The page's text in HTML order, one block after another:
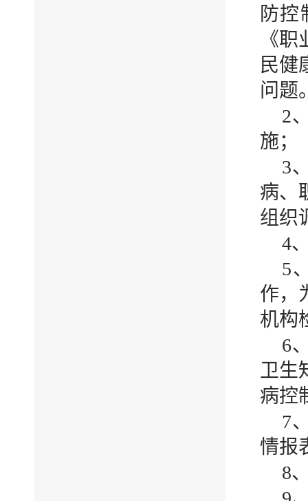
防控
《
民健
问题
2
施；
3
病、
组织
4
5
作，
机构
6
卫生
病控
7
情报
8